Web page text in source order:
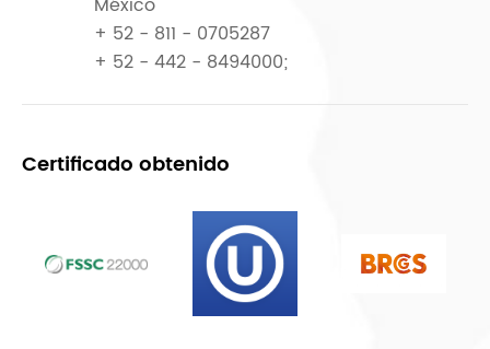
+ 52 - 811 - 0705287
+ 52 - 442 - 8494000;
Certificado obtenido